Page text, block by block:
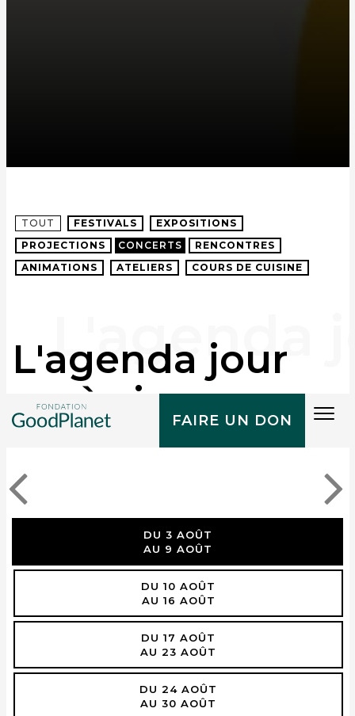
FAIRE UN DON
TOUT FESTIVALS
EXPOSITIONS
PROJECTIONS
CONCERTS
RENCONTRES
ANIMATIONS
ATELIERS COURS DE CUISINE
L'agenda jour
après jour
DU 3 AOÛT
AU 9 AOÛT
DU 10 AOÛT
AU 16 AOÛT
DU 17 AOÛT
AU 23 AOÛT
DU 24 AOÛT
AU 30 AOÛT